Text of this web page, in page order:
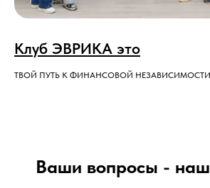
Клуб ЭВРИКА это
ТВОЙ ПУТЬ К ФИНАНСОВОЙ НЕЗАВИСИМОСТИ
Ваши вопросы -